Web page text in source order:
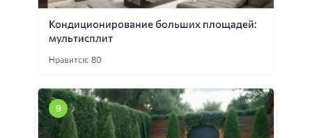
Кондиционирование больших площадей:
мультисплит
Нравится: 80